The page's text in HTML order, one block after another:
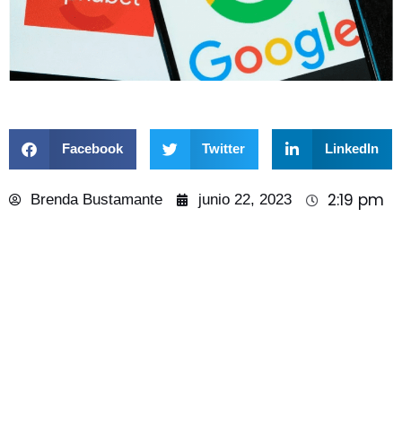
Facebook Twitter LinkedIn
Brenda Bustamante junio 22, 2023 2:19 pm